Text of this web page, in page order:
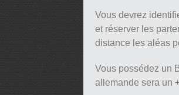
Vous devrez
et réserver les
distance les aléas
Vous possédez un
allemande sera un